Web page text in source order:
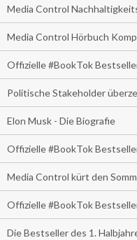
Media Control
Media Control Hörbuch
Offizielle #BookTok
Politische Stakeholder
Elon Musk - Die Biografie
Offizielle #BookTok
Media Control kürt den
Offizielle #BookTok
Die Bestseller des 1.